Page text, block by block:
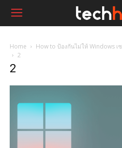
Home
How to ป้องกันไม่ให้ Windows
2
2